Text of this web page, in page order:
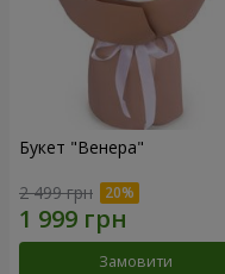
Букет "Венера"
2 499 грн
Замовити